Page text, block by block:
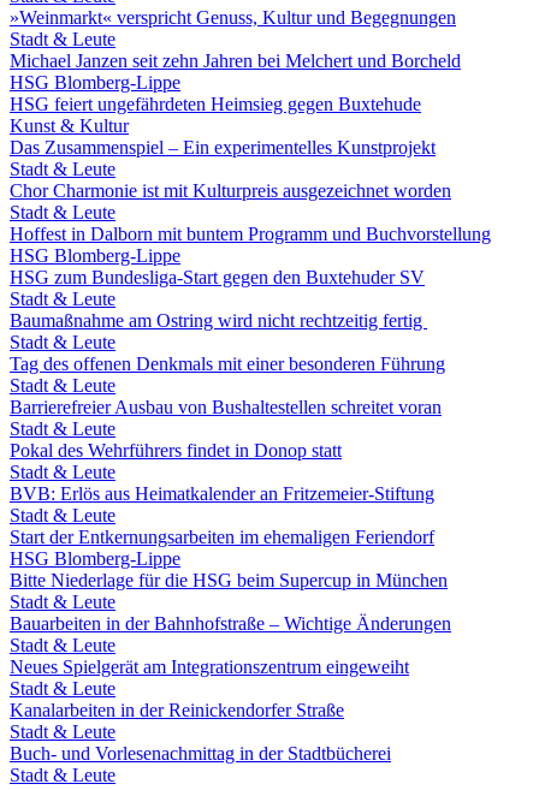
»Weinmarkt« verspricht Genuss, Kultur und Begegnungen
Stadt & Leute
Michael Janzen seit zehn Jahren bei Melchert und Borcheld
HSG Blomberg-Lippe
HSG feiert ungefährdeten Heimsieg gegen Buxtehude
Kunst & Kultur
Das Zusammenspiel – Ein experimentelles Kunstprojekt
Stadt & Leute
Chor Charmonie ist mit Kulturpreis ausgezeichnet worden
Stadt & Leute
Hoffest in Dalborn mit buntem Programm und Buchvorstellung
HSG Blomberg-Lippe
HSG zum Bundesliga-Start gegen den Buxtehuder SV
Stadt & Leute
Baumaßnahme am Ostring wird nicht rechtzeitig fertig
Stadt & Leute
Tag des offenen Denkmals mit einer besonderen Führung
Stadt & Leute
Barrierefreier Ausbau von Bushaltestellen schreitet voran
Stadt & Leute
Pokal des Wehrführers findet in Donop statt
Stadt & Leute
BVB: Erlös aus Heimatkalender an Fritzemeier-Stiftung
Stadt & Leute
Start der Entkernungsarbeiten im ehemaligen Feriendorf
HSG Blomberg-Lippe
Bitte Niederlage für die HSG beim Supercup in München
Stadt & Leute
Bauarbeiten in der Bahnhofstraße – Wichtige Änderungen
Stadt & Leute
Neues Spielgerät am Integrationszentrum eingeweiht
Stadt & Leute
Kanalarbeiten in der Reinickendorfer Straße
Stadt & Leute
Buch- und Vorlesenachmittag in der Stadtbücherei
Stadt & Leute